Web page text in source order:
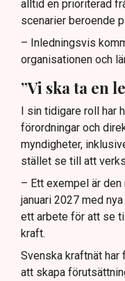
alltid en prioriterad
scenarier beroende
– Inledningsvis
organisationen och
”Vi ska ta en
I sin tidigare roll har
förordningar och
myndigheter,
stället se till att
– Ett exempel är
januari 2027 med
ett arbete för att se
kraft.
Svenska kraftnät har
att skapa